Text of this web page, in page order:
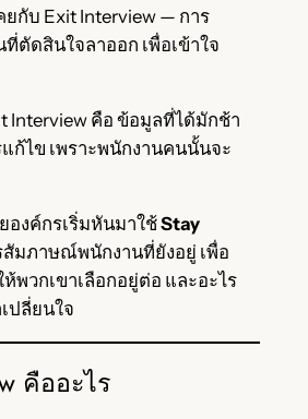
กับ Exit Interview — การ
ตัดสินใจลาออก เพื่อเข้าใจ
Interview คือ ข้อมูลที่ได้มักช้า
ก้ไข เพราะพนักงานคนนั้นจะ
องค์กรเริ่มหันมาใช้Stay
มภาษณ์พนักงานที่ยังอยู่ เพื่อ
ห้พวกเขาเลือกอยู่ต่อ และอะไร
ปลี่ยนใจ
คืออะไร